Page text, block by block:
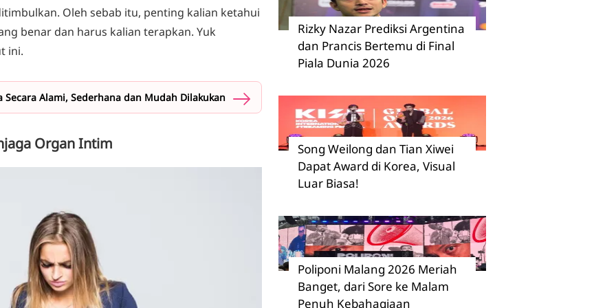
Oleh sebab itu, penting kalian ketahui
benar dan harus kalian terapkan. Yuk
ini.
Secara Alami, Sederhana dan Mudah Dilakukan
Organ Intim
Rizky Nazar Prediksi Argentina
dan Prancis Bertemu di Final
Piala Dunia 2026
Song Weilong dan Tian Xiwei
Dapat Award di Korea, Visual
Luar Biasa!
Poliponi Malang 2026 Meriah
Banget, dari Sore ke Malam
Penuh Kebahagiaan